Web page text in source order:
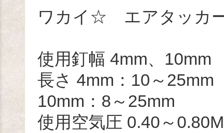
ワカイ☆ エアタッ
使用釘幅 4mm、10mm
長さ 4mm：10～25mm
10mm：8～25mm
使用空気圧 0.40～